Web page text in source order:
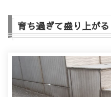
育ち過ぎて盛り上がる